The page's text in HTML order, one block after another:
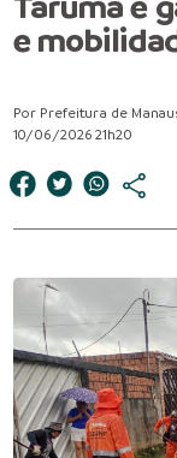
e
Por Prefeitura de
10/06/2026 21h20